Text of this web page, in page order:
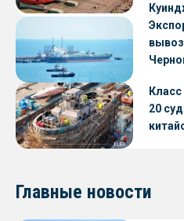
20
Главные новости